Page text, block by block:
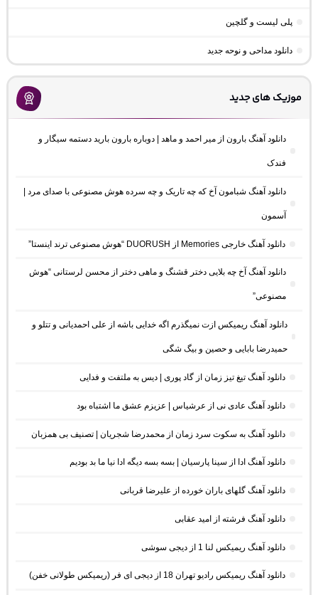
پلی لیست و گلچین
دانلود مداحی و نوحه جدید
موزیک های جدید
دانلود آهنگ بارون از میر احمد و ماهد | دوباره بارون بارید دستمه سیگار و
فندک
دانلود آهنگ شبامون آخ که چه تاریک و چه سرده هوش مصنوعی با صدای مرد |
آسمون
دانلود آهنگ خارجی Memories از DUORUSH “هوش مصنوعی ترند اینستا”
دانلود آهنگ آخ چه بلایی دختر قشنگ و ماهی دختر از محسن لرستانی “هوش
مصنوعی”
دانلود آهنگ ریمیکس ازت نمیگذرم اگه خدایی باشه از علی احمدیانی و تتلو و
حمیدرضا بابایی و حصین و بیگ شگی
دانلود آهنگ تیغ تیز زمان از گاد پوری | دیس به ملتفت و فدایی
دانلود آهنگ عادی نی از عرشیاس | عزیزم عشق ما اشتباه بود
دانلود آهنگ به سکوت سرد زمان از محمدرضا شجریان | تصنیف بی همزبان
دانلود آهنگ ادا از سینا پارسیان | بسه بسه دیگه ادا نیا ما بد بودیم
دانلود آهنگ گلهای باران خورده از علیرضا قربانی
دانلود آهنگ فرشته از امید عقابی
دانلود آهنگ ریمیکس لنا 1 از دیجی سوشی
دانلود آهنگ ریمیکس رادیو تهران 18 از دیجی ای فر (ریمیکس طولانی خفن)